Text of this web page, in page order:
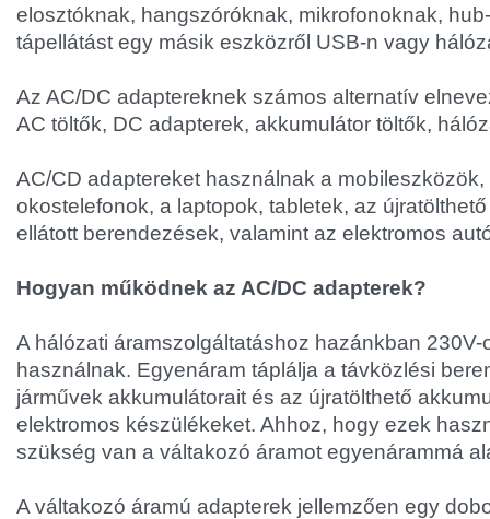
elosztóknak, hangszóróknak, mikrofonoknak,
tápellátást egy másik eszközről USB-n vagy
Az AC/DC adaptereknek számos alternatív
AC töltők, DC adapterek, akkumulátor töltők,
AC/CD adaptereket használnak a
okostelefonok, a laptopok, tabletek, az
ellátott berendezések, valamint az elektromos
Hogyan működnek az AC/DC adapterek?
A hálózati áramszolgáltatáshoz hazánkban
használnak. Egyenáram táplálja a távközlési
járművek akkumulátorait és az újratölthető
elektromos készülékeket. Ahhoz, hogy ezek
szükség van a váltakozó áramot egyenárammá
A váltakozó áramú adapterek jellemzően egy